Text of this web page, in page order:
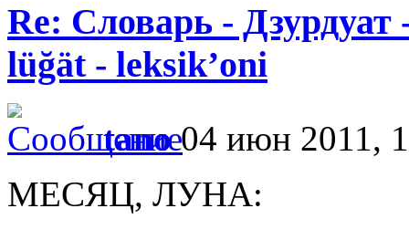
Re: Словарь -
lüğät - leksik’oni
tano04 июн 2011,
МЕСЯЦ, ЛУНА: